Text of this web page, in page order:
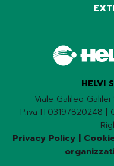
HELVI
Viale Galileo
P.iva IT03197820248 |
Privacy Policy|